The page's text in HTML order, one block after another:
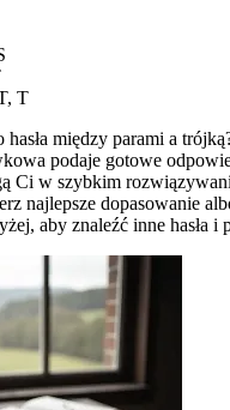
T
między parami a
podaje gotowe
Ci w szybkim
najlepsze dopasowanie
aby znaleźć inne hasła i